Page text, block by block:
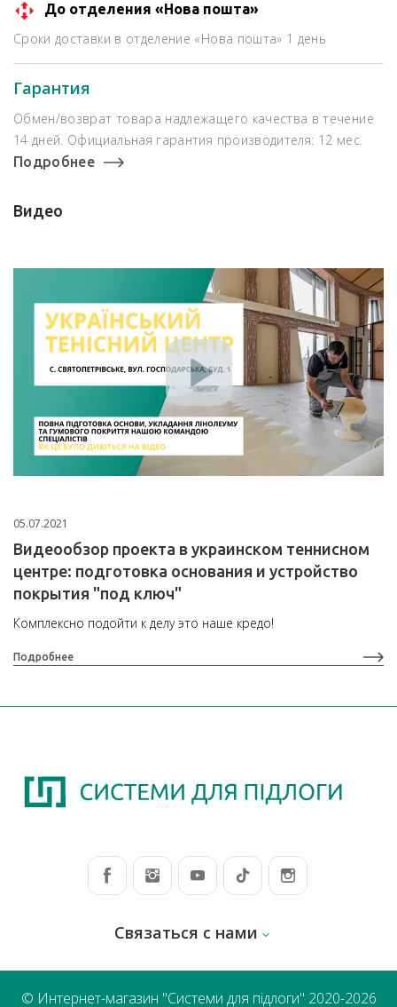
До отделения «Нова пошта»
Сроки доставки в отделение «Нова пошта» 1 день
Гарантия
Обмен/возврат товара надлежащего качества в течение
14 дней. Официальная гарантия производителя: 12 мес.
Подробнее
Видео
05.07.2021
Видеообзор проекта в украинском теннисном
центре: подготовка основания и устройство
покрытия "под ключ"
Комплексно подойти к делу это наше кредо!
Подробнее
Связаться с нами
© Интернет-магазин "Системи для підлоги" 2020-2026